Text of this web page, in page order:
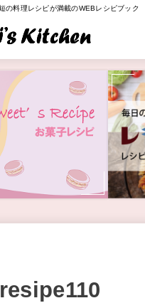
の料理レシピが満載のWEBレシピブック